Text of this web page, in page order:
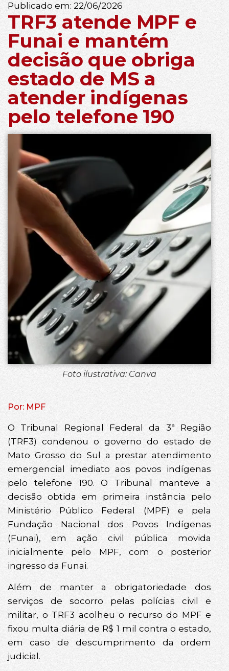
Publicado em: 22/06/2026
TRF3 atende MPF e
Funai e mantém
decisão que obriga
estado de MS a
atender indígenas
pelo telefone 190
Foto ilustrativa: Canva
Por: MPF
O Tribunal Regional Federal da 3ª Região
(TRF3) condenou o governo do estado de
Mato Grosso do Sul a prestar atendimento
emergencial imediato aos povos indígenas
pelo telefone 190. O Tribunal manteve a
decisão obtida em primeira instância pelo
Ministério Público Federal (MPF) e pela
Fundação Nacional dos Povos Indígenas
(Funai), em ação civil pública movida
inicialmente pelo MPF, com o posterior
ingresso da Funai.
Além de manter a obrigatoriedade dos
serviços de socorro pelas polícias civil e
militar, o TRF3 acolheu o recurso do MPF e
fixou multa diária de R$ 1 mil contra o estado,
em caso de descumprimento da ordem
judicial.